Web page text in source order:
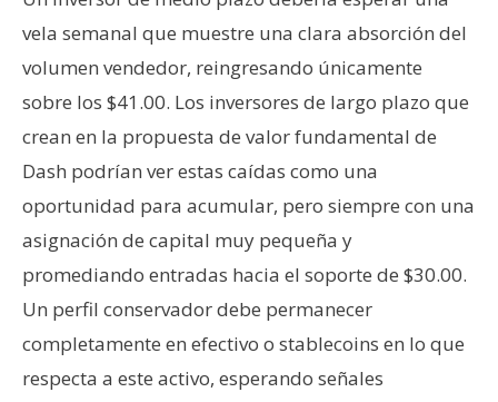
vela semanal que muestre una clara absorción del
volumen vendedor, reingresando únicamente
sobre los $41.00. Los inversores de largo plazo que
crean en la propuesta de valor fundamental de
Dash podrían ver estas caídas como una
oportunidad para acumular, pero siempre con una
asignación de capital muy pequeña y
promediando entradas hacia el soporte de $30.00.
Un perfil conservador debe permanecer
completamente en efectivo o stablecoins en lo que
respecta a este activo, esperando señales